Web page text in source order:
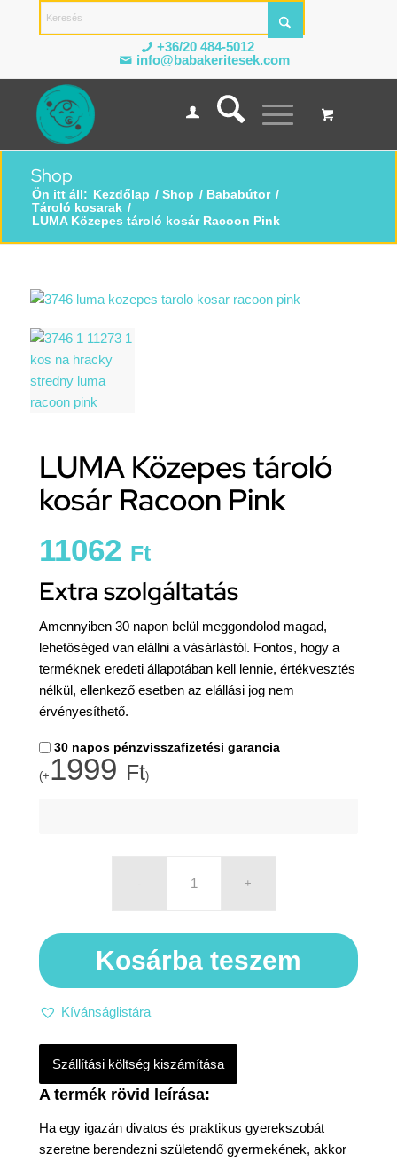
+36/20 484-5012
info@babakeritesek.com
Shop
Ön itt áll: Kezdőlap / Shop / Bababútor /
Tároló kosarak /
LUMA Közepes tároló kosár Racoon Pink
LUMA Közepes tároló
kosár Racoon Pink
11062 Ft
Ha egy igazán divatos és praktikus gyerekszobát
szeretne berendezni születendő gyermekének, akkor
Extra szolgáltatás
Amennyiben 30 napon belül meggondolod magad,
lehetőséged van elállni a vásárlástól. Fontos, hogy a
terméknek eredeti állapotában kell lennie, értékvesztés
nélkül, ellenkező esetben az elállási jog nem
érvényesíthető.
30 napos pénzvisszafizetési garancia
(+ 1999 Ft)
Kosárba teszem
Kívánságlistára
Szállítási költség kiszámítása